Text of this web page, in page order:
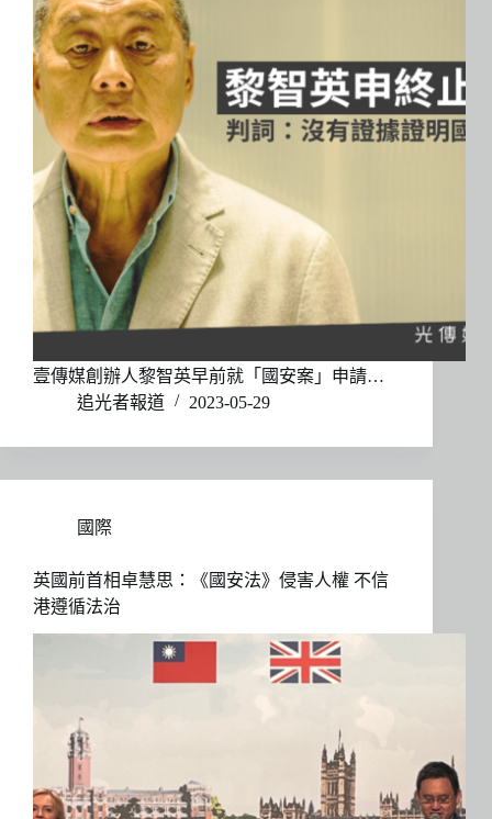
壹傳媒創辦人黎智英早前就「國安案」申請…
追光者報道
2023-05-29
國際
英國前首相卓慧思：《國安法》侵害人權 不信
港遵循法治